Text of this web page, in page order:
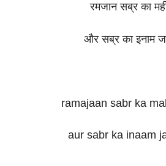
रमजान सब्र का
और सब्र का इनाम
ramajaan sabr ka
aur sabr ka inaam